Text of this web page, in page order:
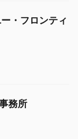
・フロンティ
務所